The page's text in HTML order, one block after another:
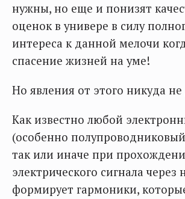
нужны, но еще и понизят
оценок в универе в силу
интереса к данной мелочи
спасение жизней на уме!
Но явления от этого никуда не
Как известно любой
(особенно
так или иначе при
электрического сигнала через
формирует гармоники,